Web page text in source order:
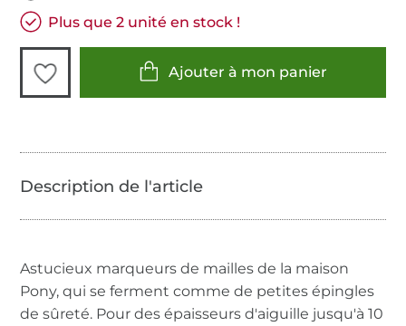
Plus que 2 unité en stock !
Ajouter à mon panier
Astucieux marqueurs de mailles de la maison
Pony, qui se ferment comme de petites épingles
de sûreté. Pour des épaisseurs d'aiguille jusqu'à 10